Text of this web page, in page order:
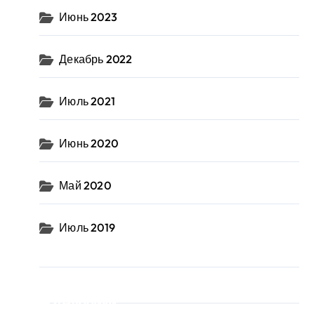
Июнь 2023
Декабрь 2022
Июль 2021
Июнь 2020
Май 2020
Июль 2019